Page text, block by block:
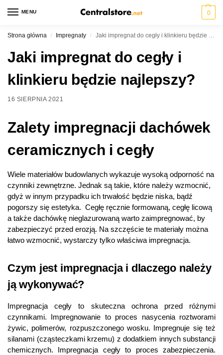
MENU 0
Strona główna / Impregnaty / Jaki impregnat do cegły i klinkieru będzie najlepszy?
Jaki impregnat do cegły i
klinkieru będzie najlepszy?
16 SIERPNIA 2021
Zalety impregnacji dachówek
ceramicznych i cegły
Wiele materiałów budowlanych wykazuje wysoką odporność na
czynniki zewnętrzne. Jednak są takie, które należy wzmocnić,
gdyż w innym przypadku ich trwałość będzie niska, bądź
pogorszy się estetyka. Cegłę ręcznie formowaną, cegłę licową
a także dachówkę nieglazurowaną warto zaimpregnować, by
zabezpieczyć przed erozją. Na szczęście te materiały można
łatwo wzmocnić, wystarczy tylko właściwa impregnacja.
Czym jest impregnacja i dlaczego należy
ją wykonywać?
Impregnacja cegły to skuteczna ochrona przed różnymi
czynnikami. Impregnowanie to proces nasycenia roztworami
żywic, polimerów, rozpuszczonego wosku. Impregnuje się też
silanami (cząsteczkami krzemu) z dodatkiem innych substancji
chemicznych. Impregnacja cegły to proces zabezpieczenia.